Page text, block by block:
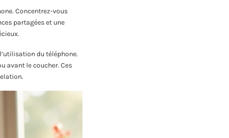
Concentrez-vous
partagées et une
du téléphone.
avant le coucher. Ces